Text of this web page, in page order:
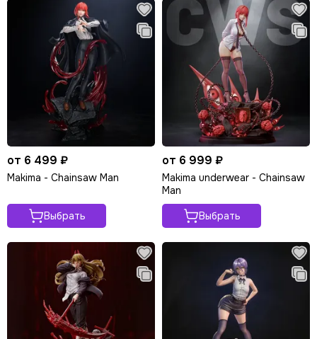
от 6 499 ₽
Makima - Chainsaw Man
Выбрать
от 6 999 ₽
Makima underwear - Chainsaw
Man
Выбрать